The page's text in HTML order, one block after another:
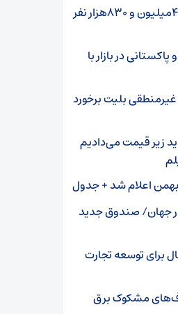
واریز اعتبار کالابرگ به حساب ۴میلیون و ۸۳۰هزار نفر
و پاکستانی در بازار با
بلیت برخورد
زیر قیمت می‌دادیم
در جهان/ صندوق جدید
برای توسعه تجارت
مشکوک برق